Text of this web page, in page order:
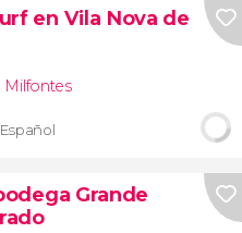
en Vila Nova de
Milfontes
Español
Grande